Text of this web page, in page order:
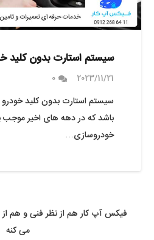
سیستم استارت بدون کلید
2023/11/21
0
سیستم استارت بدون کلید
باشد که در دهه های اخیر
خودروسازی…
فیکس آپ کار هم از نظر فنی و هم
می کنه